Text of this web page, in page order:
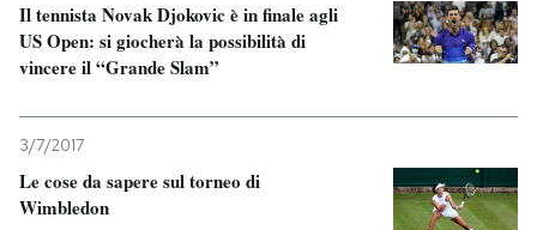
Il tennista Novak Djokovic è in finale agli
US Open: si giocherà la possibilità di
vincere il “Grande Slam”
3/7/2017
Le cose da sapere sul torneo di
Wimbledon